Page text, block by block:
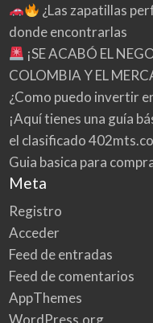
¿Las zapatillas
donde encontrarlas
¡SE ACABÓ EL
COLOMBIA Y EL
¿Como puedo invertir
¡Aquí tienes una guía
el clasificado
Guia basica para
Meta
Registro
Acceder
Feed de entradas
Feed de comentarios
AppThemes